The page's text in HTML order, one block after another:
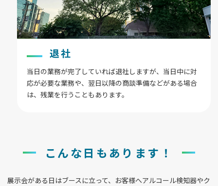
退社
当日の業務が完了していれば退社しますが、当日中に対
応が必要な業務や、翌日以降の商談準備などがある場合
は、残業を行うこともあります。
こんな日もあります！
展示会がある日はブースに立って、お客様へアルコール検知器やク